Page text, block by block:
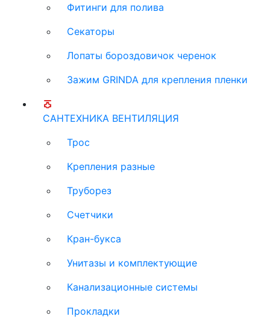
Фитинги для полива
Секаторы
Лопаты бороздовичок черенок
Зажим GRINDA для крепления пленки
САНТЕХНИКА ВЕНТИЛЯЦИЯ
Трос
Крепления разные
Труборез
Счетчики
Кран-букса
Унитазы и комплектующие
Канализационные системы
Прокладки